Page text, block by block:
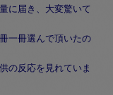
に届き、大変驚いて
一冊選んで頂いたの
の反応を見れていま